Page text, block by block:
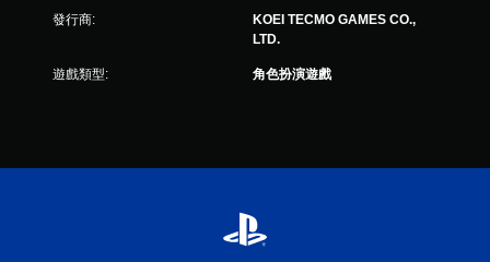
發行商:
KOEI TECMO GAMES CO.,
LTD.
遊戲類型: 角色扮演遊戲